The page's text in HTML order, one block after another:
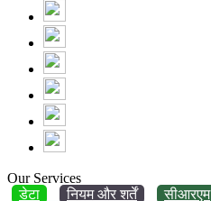
Our Services
डेटा
नियम और शर्तें सीआरएम